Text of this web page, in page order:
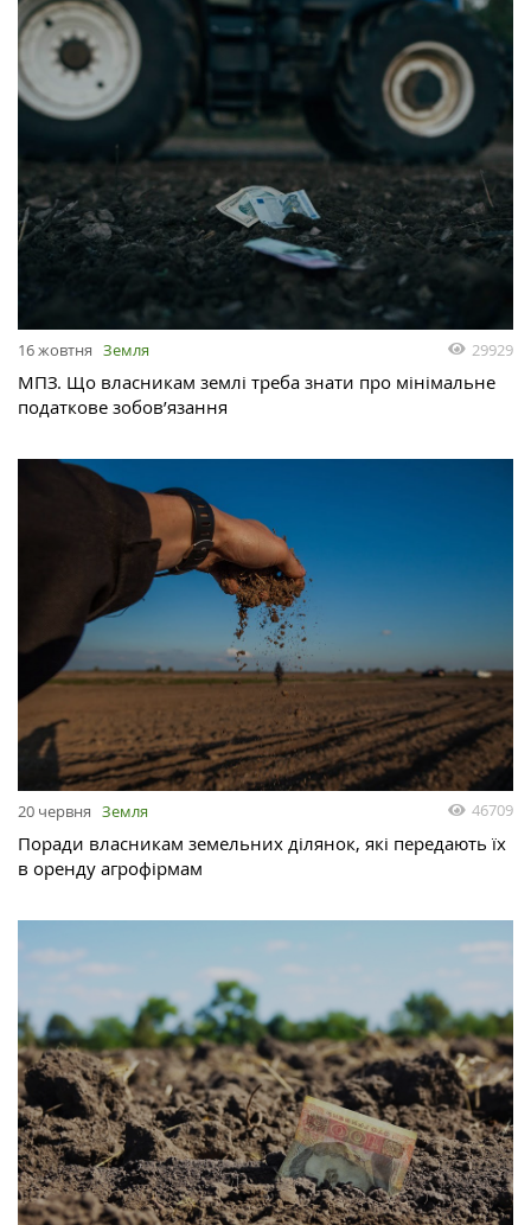
16 жовтня Земля 29929
МПЗ. Що власникам землі треба знати про мінімальне
податкове зобов’язання
20 червня Земля 46709
Поради власникам земельних ділянок, які передають їх
в оренду агрофірмам